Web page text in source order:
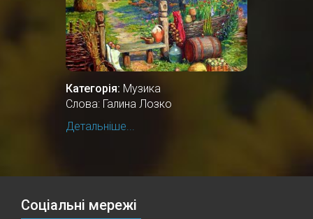
Категорія: Музика
Слова: Галина Лозко
Детальніше...
Соціальні мережі